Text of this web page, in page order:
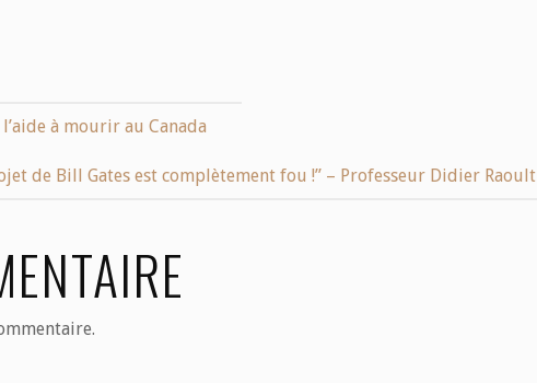
à mourir au Canada
de Bill Gates est complètement fou !” – Professeur Didier Raoult